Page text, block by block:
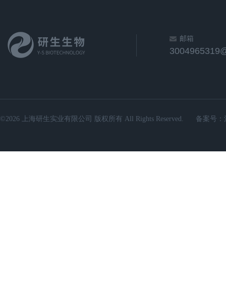
邮箱
©2026 上海研生实业有限公司 版权所有 All Rights Reserved. 备案号：